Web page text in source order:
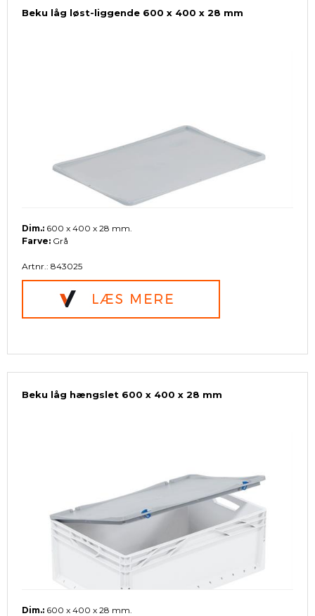
Beku låg løst-liggende 600 x 400 x 28 mm
Dim.: 600 x 400 x 28 mm.
Farve: Grå
Artnr.: 843025
Beku låg hængslet 600 x 400 x 28 mm
Dim.: 600 x 400 x 28 mm.